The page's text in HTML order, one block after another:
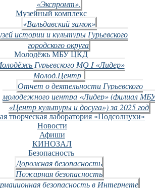
«Экспромт».
Музейный комплекс
«Вальдавский замок»
истории и культуры Гурьевского
городского округа
Молодёжь МБУ ЦКД
Гурьевского МО I «Лидер»
Молод.Центр
Отчет о деятельности Гурьевского
молодежного центра «Лидер» (филиал
«Центр культуры и досуга») за 2025 год
творческая лаборатория «Подсолнухи»
Новости
Афиши
КИНОЗАЛ
Безопасность
Дорожная безопасность
Пожарная безопасность
безопасность в Интернете